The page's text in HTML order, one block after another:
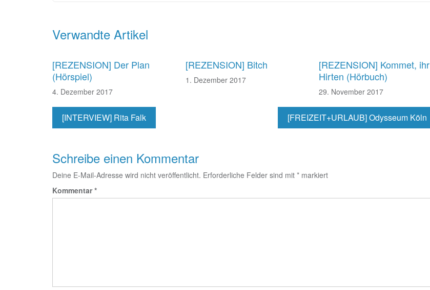
Verwandte Artikel
[REZENSION] Der Plan
(Hörspiel)
4. Dezember 2017
[REZENSION] Bitch
1. Dezember 2017
[REZENSION] Kommet, ihr
Hirten (Hörbuch)
29. November 2017
Beitragsnavigation
[INTERVIEW] Rita Falk [FREIZEIT+URLAUB] Odysseum Köln
Schreibe einen Kommentar
Deine E-Mail-Adresse wird nicht veröffentlicht. Erforderliche Felder sind mit * markiert
Kommentar*